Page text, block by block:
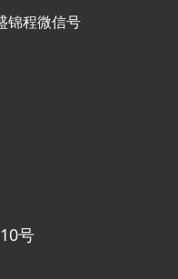
锦程微信号
号